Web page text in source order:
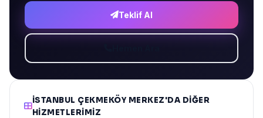
Teklif Al
İSTANBUL ÇEKMEKÖY MERKEZ'DA DIĞER
HIZMETLERIMIZ